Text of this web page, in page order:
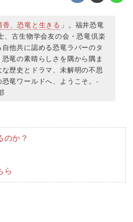
香、恐竜と生きる 」。福井恐竜
、古生物学会友の会・恐竜倶楽
他共に認める恐竜ラバーのタ
竜の素晴らしさを隅から隅ま
歴史とドラマ、未解明の不思
竜ワールドへ、ようこそ。-
のか？
ら